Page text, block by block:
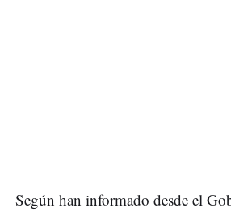
Según han informado desde el